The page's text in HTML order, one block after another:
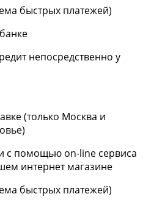
быстрых платежей)
непосредственно у
(только Москва и
с помощью on-line сервиса
интернет магазине
быстрых платежей)